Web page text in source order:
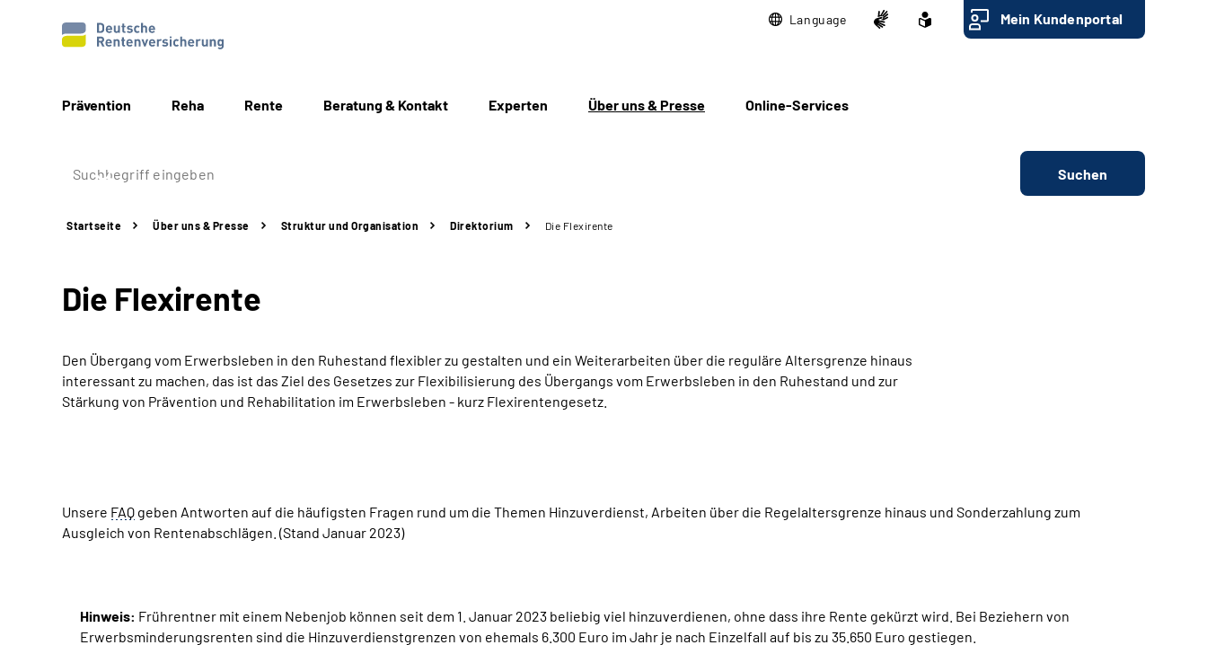
Language Mein Kundenportal
Prävention Reha Rente Beratung & Kontakt Experten Über uns & Presse Online-Services
Suchen
Startseite Über uns & Presse Struktur und Organisation Direktorium Die Flexirente
Die Flexirente
Den Übergang vom Erwerbsleben in den Ruhestand flexibler zu gestalten und ein Weiterarbeiten über die reguläre Altersgrenze hinaus
interessant zu machen, das ist das Ziel des Gesetzes zur Flexibilisierung des Übergangs vom Erwerbsleben in den Ruhestand und zur
Stärkung von Prävention und Rehabilitation im Erwerbsleben - kurz Flexirentengesetz.
Unsere FAQ geben Antworten auf die häufigsten Fragen rund um die Themen Hinzuverdienst, Arbeiten über die Regelaltersgrenze hinaus und Sonderzahlung zum
Ausgleich von Rentenabschlägen. (Stand Januar 2023)
Hinweis: Frührentner mit einem Nebenjob können seit dem 1. Januar 2023 beliebig viel hinzuverdienen, ohne dass ihre Rente gekürzt wird. Bei Beziehern von
Erwerbsminderungsrenten sind die Hinzuverdienstgrenzen von ehemals 6.300 Euro im Jahr je nach Einzelfall auf bis zu 35.650 Euro gestiegen.